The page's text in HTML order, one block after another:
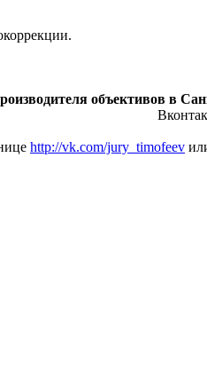
объективов в
http://vk.com/jury_timofeev